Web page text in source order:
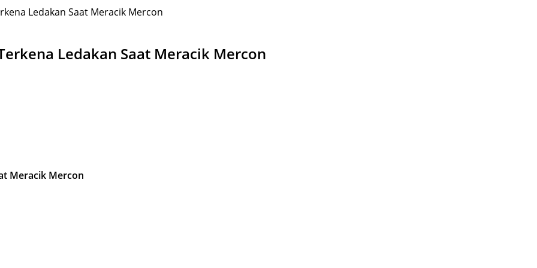
Ledakan Saat Meracik Mercon
Ledakan Saat Meracik Mercon
Meracik Mercon